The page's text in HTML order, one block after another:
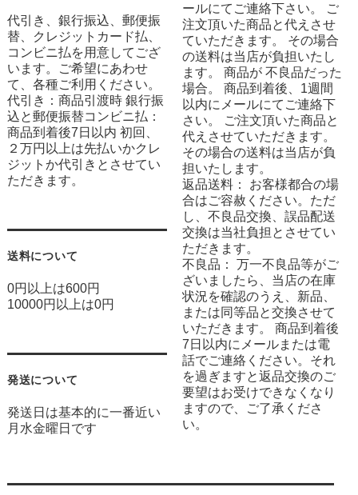
代引き、銀行振込、郵便振
替、クレジットカード払、
コンビニ払を用意してござ
います。ご希望にあわせ
て、各種ご利用ください。
代引き：商品引渡時 銀行振
込と郵便振替コンビニ払：
商品到着後7日以内 初回、
２万円以上は先払いかクレ
ジットか代引きとさせてい
ただきます。
送料について
0円以上は600円
10000円以上は0円
発送について
発送日は基本的に一番近い
月水金曜日です
ールにてご連絡下さい。 ご
注文頂いた商品と代えさせ
ていただきます。 その場合
の送料は当店が負担いたし
ます。 商品が 不良品だった
場合。 商品到着後、1週間
以内にメールにてご連絡下
さい。 ご注文頂いた商品と
代えさせていただきます。
その場合の送料は当店が負
担いたします。
返品送料： お客様都合の場
合はご容赦ください。ただ
し、不良品交換、誤品配送
交換は当社負担とさせてい
ただきます。
不良品： 万一不良品等がご
ざいましたら、当店の在庫
状況を確認のうえ、新品、
または同等品と交換させて
いただきます。 商品到着後
7日以内にメールまたは電
話でご連絡ください。それ
を過ぎますと返品交換のご
要望はお受けできなくなり
ますので、ご了承くださ
い。